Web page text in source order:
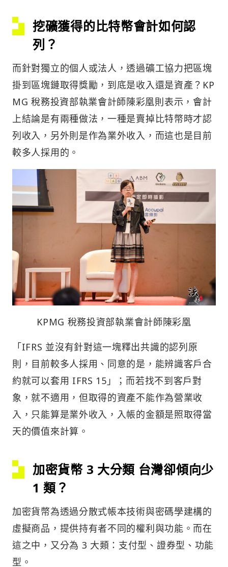
挖礦獲得的比特幣會計如何認
列？
而針對獨立的個人或法人，透過礦工協力把區塊
掛到區塊鏈取得獎勵，到底是收入還是資產？KP
MG 稅務投資部執業會計師陳彩凰則表示，會計
上結論是有兩種做法，一種是賣掉比特幣時才認
列收入，另外則是作為業外收入，而這也是目前
較多人採用的。
KPMG 稅務投資部執業會計師陳彩凰
「IFRS 並沒有針對這一塊釋出共識的認列原
則，目前較多人採用、同意的是，能辨識客戶合
約就可以套用 IFRS 15」；而若找不到客戶對
象，就不適用，但取得的資產不能作為營業收
入，只能算是業外收入，入帳的金額是照取得當
天的價值來計算。
加密貨幣 3 大分類 台灣卻傾向少
1 類？
加密貨幣為透過分散式帳本技術與密碼學建構的
虛擬商品，提供持有者不同的權利與功能。而在
這之中，又分為 3 大類：支付型、證券型、功能
型。